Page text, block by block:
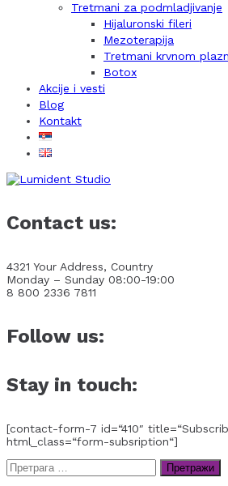
Tretmani za podmladjivanje
Hijaluronski fileri
Mezoterapija
Tretmani krvnom
Botox
Akcije i vesti
Blog
Kontakt
Contact us:
4321 Your Address, Country
Monday – Sunday 08:00-19:00
8 800 2336 7811
Follow us:
Stay in touch:
[contact-form-7 id=“410″
html_class=“form-subsription“]
Претрага
за: